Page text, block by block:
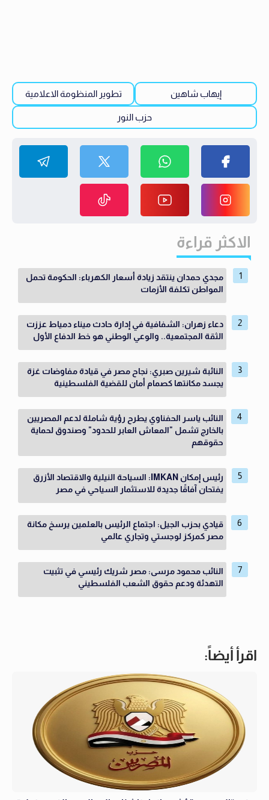
إيهاب شاهين تطوير المنظومة الاعلامية
حزب النور
الاكثر قراءة
مجدي حمدان ينتقد زيادة أسعار الكهرباء: الحكومة تحمل
المواطن تكلفة الأزمات
دعاء زهران: الشفافية في إدارة حادث ميناء دمياط عززت
الثقة المجتمعية.. والوعي الوطني هو خط الدفاع الأول
النائبة شيرين صبري: نجاح مصر في قيادة مفاوضات غزة
يجسد مكانتها كصمام أمان للقضية الفلسطينية
النائب ياسر الحفناوي يطرح رؤية شاملة لدعم المصريين
بالخارج تشمل "المعاش العابر للحدود" وصندوق لحماية
حقوقهم
رئيس إمكان IMKAN: السياحة النيلية والاقتصاد الأزرق
يفتحان آفاقًا جديدة للاستثمار السياحي في مصر
قيادي بحزب الجيل: اجتماع الرئيس بالعلمين يرسخ مكانة
مصر كمركز لوجستي وتجاري عالمي
النائب محمود مرسى: مصر شريك رئيسي في تثبيت
التهدئة ودعم حقوق الشعب الفلسطيني
اقرأ أيضاً: